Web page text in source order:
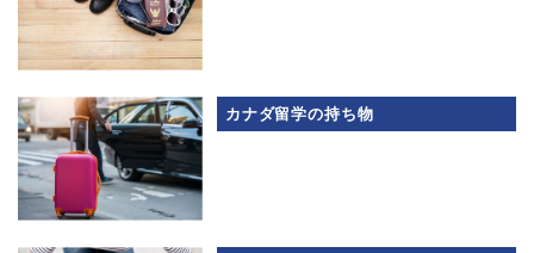
カナダ留学の持ち物